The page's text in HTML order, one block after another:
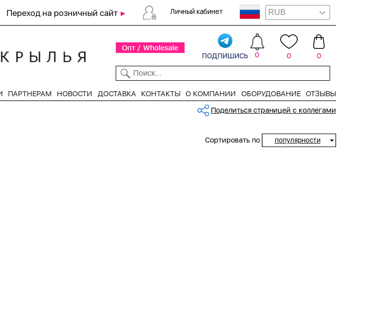
Переход на розничный сайт Личный кабинет
подпишись 0 0 0
ПАРТНЕРАМ НОВОСТИ ДОСТАВКА КОНТАКТЫ О КОМПАНИИ ОБОРУДОВАНИЕ ОТЗЫВЫ
Поделиться страницей с коллегами
Сортировать по популярности